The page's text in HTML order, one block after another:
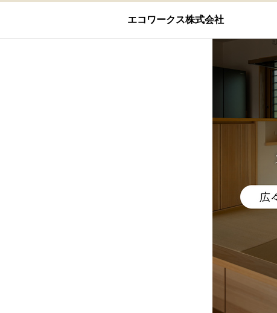
エコワークス株式会社